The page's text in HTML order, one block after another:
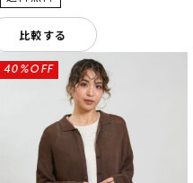
比較する
40%OFF